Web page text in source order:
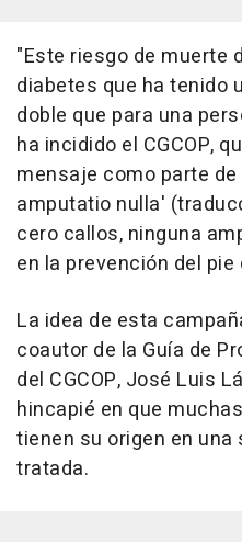
"Este riesgo de muerte
diabetes que ha tenido
doble que para una
ha incidido el CGCOP,
mensaje como parte
amputatio nulla'
cero callos, ninguna
en la prevención del pie
La idea de esta
coautor de la Guía de
del CGCOP, José Luis
hincapié en que
tienen su origen en
tratada.